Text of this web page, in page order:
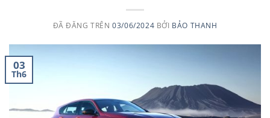
ĐÃ ĐĂNG TRÊN03/06/2024 BỞI BẢO THANH
03
Th6